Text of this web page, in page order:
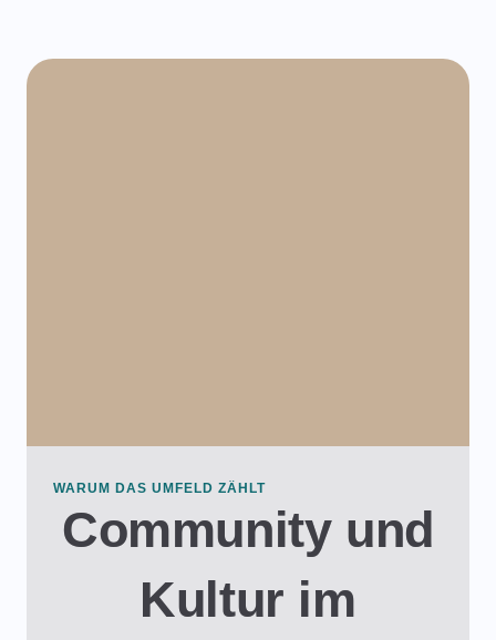
WARUM DAS UMFELD ZÄHLT
Community und
Kultur im